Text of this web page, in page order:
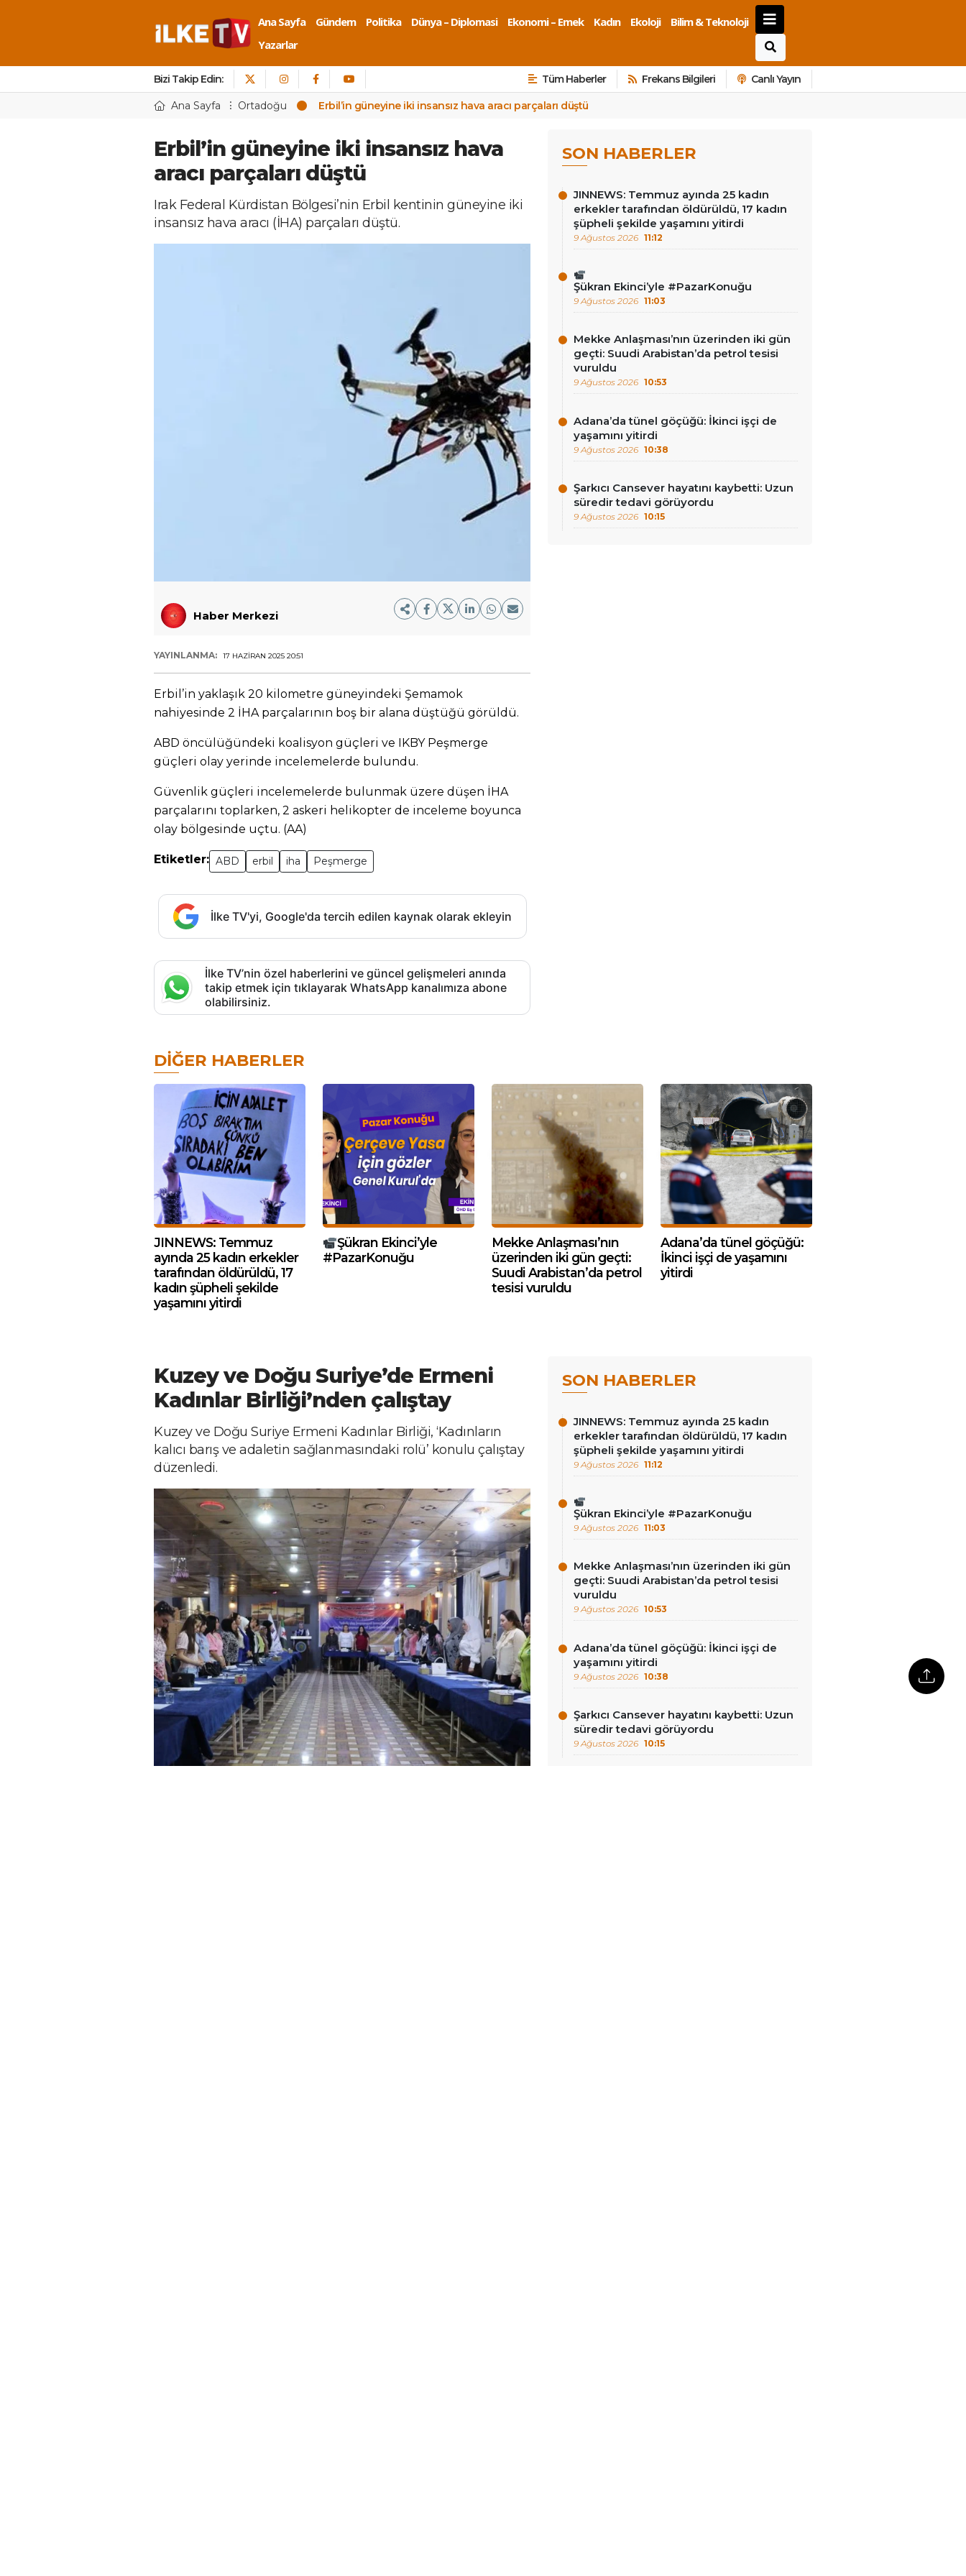
Ana Sayfa Gündem Politika Dünya – Diplomasi Ekonomi – Emek Kadın Ekoloji
Bilim & Teknoloji
Yazarlar
Bizi Takip Edin: Tüm Haberler Frekans Bilgileri Canlı Yayın
Ana Sayfa Ortadoğu Erbil’in güneyine iki insansız hava aracı parçaları düştü
Erbil’in güneyine iki insansız hava
aracı parçaları düştü
Irak Federal Kürdistan Bölgesi’nin Erbil kentinin güneyine iki
insansız hava aracı (İHA) parçaları düştü.
Haber Merkezi
YAYINLANMA: 17 HAZIRAN 2025 20:51
Erbil’in yaklaşık 20 kilometre güneyindeki Şemamok
nahiyesinde 2 İHA parçalarının boş bir alana düştüğü görüldü.
ABD öncülüğündeki koalisyon güçleri ve IKBY Peşmerge
güçleri olay yerinde incelemelerde bulundu.
Güvenlik güçleri incelemelerde bulunmak üzere düşen İHA
parçalarını toplarken, 2 askeri helikopter de inceleme boyunca
olay bölgesinde uçtu. (AA)
Etiketler: ABD erbil iha Peşmerge
İlke TV'yi, Google'da tercih edilen kaynak olarak ekleyin
İlke TV’nin özel haberlerini ve güncel gelişmeleri anında
takip etmek için tıklayarak WhatsApp kanalımıza abone
olabilirsiniz.
SON HABERLER
JINNEWS: Temmuz ayında 25 kadın
erkekler tarafından öldürüldü, 17 kadın
şüpheli şekilde yaşamını yitirdi
9 Ağustos 2026 11:12
Şükran Ekinci’yle #PazarKonuğu
9 Ağustos 2026 11:03
Mekke Anlaşması’nın üzerinden iki gün
geçti: Suudi Arabistan’da petrol tesisi
vuruldu
9 Ağustos 2026 10:53
Adana’da tünel göçüğü: İkinci işçi de
yaşamını yitirdi
9 Ağustos 2026 10:38
Şarkıcı Cansever hayatını kaybetti: Uzun
süredir tedavi görüyordu
9 Ağustos 2026 10:15
DIĞER HABERLER
JINNEWS: Temmuz
ayında 25 kadın erkekler
tarafından öldürüldü, 17
kadın şüpheli şekilde
yaşamını yitirdi
Şükran Ekinci’yle
#PazarKonuğu
Mekke Anlaşması’nın
üzerinden iki gün geçti:
Suudi Arabistan’da petrol
tesisi vuruldu
Adana’da tünel göçüğü:
İkinci işçi de yaşamını
yitirdi
Kuzey ve Doğu Suriye’de Ermeni
Kadınlar Birliği’nden çalıştay
Kuzey ve Doğu Suriye Ermeni Kadınlar Birliği, ‘Kadınların
kalıcı barış ve adaletin sağlanmasındaki rolü’ konulu çalıştay
düzenledi.
SON HABERLER
JINNEWS: Temmuz ayında 25 kadın
erkekler tarafından öldürüldü, 17 kadın
şüpheli şekilde yaşamını yitirdi
9 Ağustos 2026 11:12
Şükran Ekinci’yle #PazarKonuğu
9 Ağustos 2026 11:03
Mekke Anlaşması’nın üzerinden iki gün
geçti: Suudi Arabistan’da petrol tesisi
vuruldu
9 Ağustos 2026 10:53
Adana’da tünel göçüğü: İkinci işçi de
yaşamını yitirdi
9 Ağustos 2026 10:38
Şarkıcı Cansever hayatını kaybetti: Uzun
süredir tedavi görüyordu
9 Ağustos 2026 10:15